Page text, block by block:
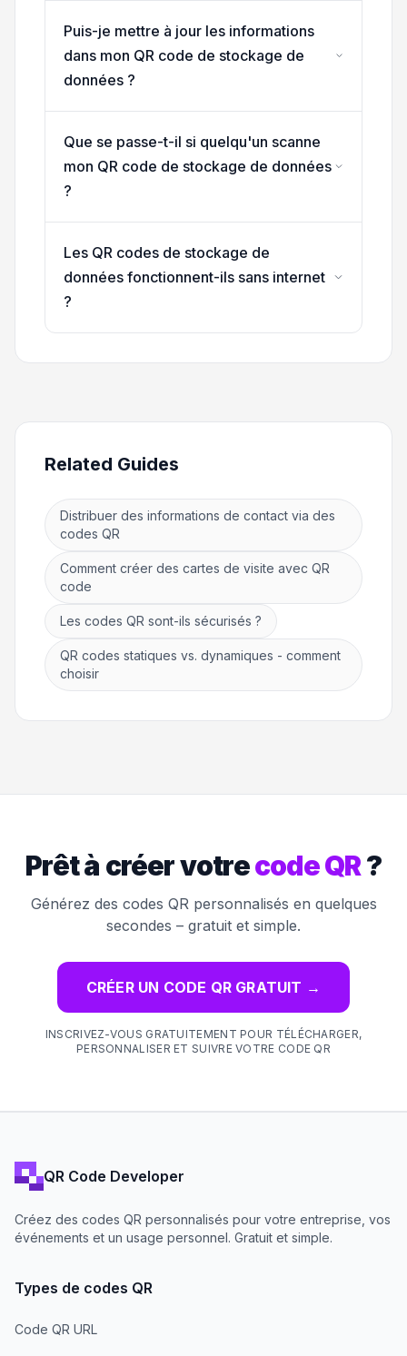
Puis-je mettre à jour les informations
dans mon QR code de stockage de
données ?
Que se passe-t-il si quelqu'un scanne
mon QR code de stockage de données
?
Les QR codes de stockage de
données fonctionnent-ils sans internet
?
Related Guides
Distribuer des informations de contact via des
codes QR
Comment créer des cartes de visite avec QR
code
Les codes QR sont-ils sécurisés ?
QR codes statiques vs. dynamiques - comment
choisir
Prêt à créer votrecode QR?
Générez des codes QR personnalisés en quelques
secondes – gratuit et simple.
CRÉER UN CODE QR GRATUIT →
INSCRIVEZ-VOUS GRATUITEMENT POUR TÉLÉCHARGER,
PERSONNALISER ET SUIVRE VOTRE CODE QR
QR Code Developer
Créez des codes QR personnalisés pour votre entreprise, vos
événements et un usage personnel. Gratuit et simple.
Types de codes QR
Code QR URL